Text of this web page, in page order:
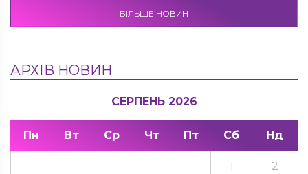
БІЛЬШЕ НОВИН
АРХІВ НОВИН
СЕРПЕНЬ 2026
Пн Вт Ср Чт Пт Сб Нд
1 2